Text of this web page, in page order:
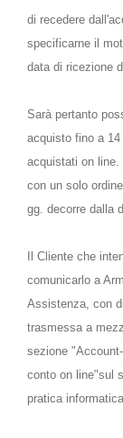
di recedere
specificarne il
data di ricezione
Sarà pertanto
acquisto fino a
acquistati on
con un solo
gg. decorre dalla
Il Cliente che
comunicarlo a
Assistenza, con
trasmessa a
sezione
conto on line"sul
pratica